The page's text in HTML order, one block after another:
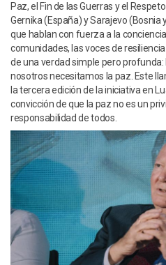
Paz, el Fin de las Guerras y el
Gernika (España) y Sarajevo (Bosnia
que hablan con fuerza a la
comunidades, las voces de
de una verdad simple pero
nosotros necesitamos la paz. Este
la tercera edición de la iniciativa en
convicción de que la paz no es un
responsabilidad de todos.